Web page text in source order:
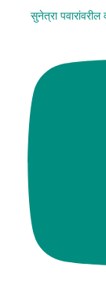
सुनेत्रा